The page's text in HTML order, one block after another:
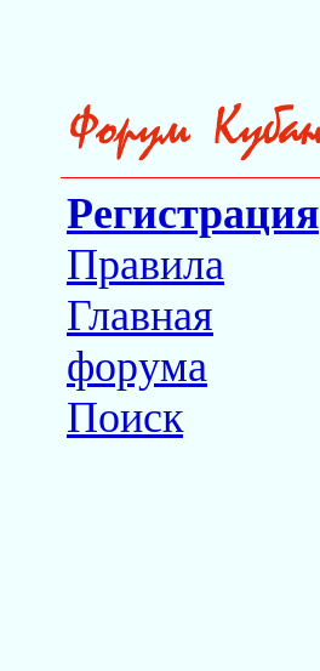
Регистрация
Правила
Главная
форума
Поиск